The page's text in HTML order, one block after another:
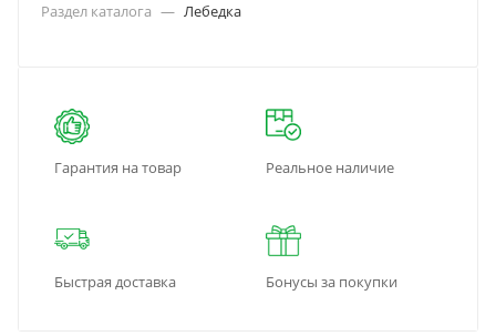
Раздел каталога — Лебедка
Гарантия на товар Реальное наличие
Быстрая доставка Бонусы за покупки